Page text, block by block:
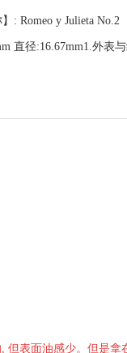
: Romeo y Julieta
直径:16.67mm1.外表
表面油感少。但是拿